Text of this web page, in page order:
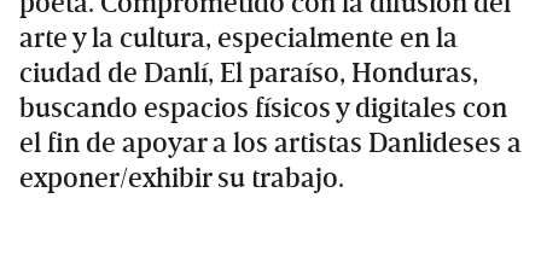
arte y la cultura, especialmente en la
ciudad de Danlí, El paraíso, Honduras,
buscando espacios físicos y digitales con
el fin de apoyar a los artistas Danlideses a
exponer/exhibir su trabajo.